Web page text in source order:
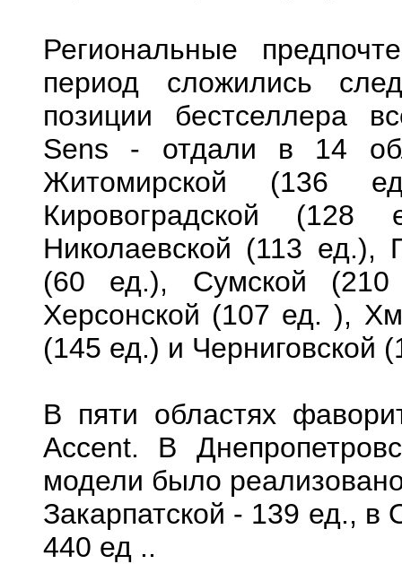
Региональные
период сложились
позиции бестселлера
Sens - отдали в 14
Житомирской (136
Кировоградской
Николаевской (113 ед.),
(60 ед.), Сумской (210
Херсонской (107 ед. ),
(145 ед.) и Черниговской
В пяти областях
Accent. В
модели было
Закарпатской - 139 ед., в
440 ед ..